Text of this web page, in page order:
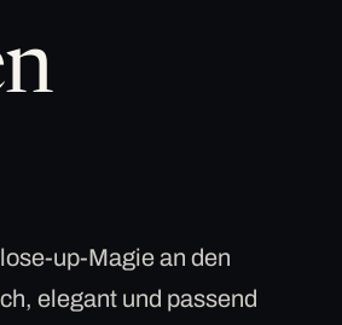
up-Magie an den
elegant und passend